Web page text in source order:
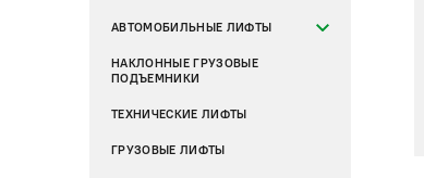
АВТОМОБИЛЬНЫЕ ЛИФТЫ
НАКЛОННЫЕ ГРУЗОВЫЕ
ПОДЪЕМНИКИ
ТЕХНИЧЕСКИЕ ЛИФТЫ
ГРУЗОВЫЕ ЛИФТЫ